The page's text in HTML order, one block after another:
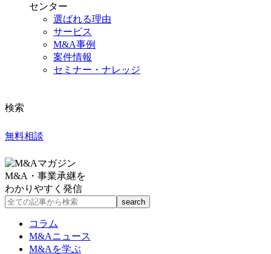
センター
選ばれる理由
サービス
M&A事例
案件情報
セミナー・ナレッジ
検索
無料相談
M&A・事業承継を
わかりやすく発信
コラム
M&Aニュース
M&Aを学ぶ